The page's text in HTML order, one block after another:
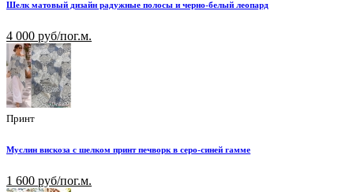
Шелк матовый дизайн радужные полосы и черно-белый леопард
4 000 руб/пог.м.
Принт
Муслин вискоза с шелком принт печворк в серо-синей гамме
1 600 руб/пог.м.